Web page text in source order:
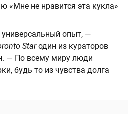
«Мне не нравится эта кукла»
опыт, —
Starодин из кураторов
— По всему миру люди
будь то из чувства долга